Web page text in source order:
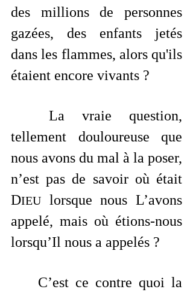
des millions de personnes
gazées, des enfants jetés
dans les flammes, alors qu'ils
étaient encore vivants ?
tellement douloureuse que
nous avons du mal à la poser,
n’est pas de savoir où était
DIEU lorsque nous L’avons
appelé, mais où étions-nous
lorsqu’Il nous a appelés ?